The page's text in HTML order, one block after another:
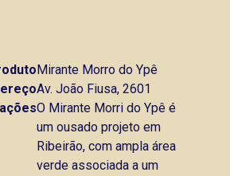
Mirante Morro do Ypê
Av. João Fiusa, 2601
O Mirante Morri do Ypê é
um ousado projeto em
Ribeirão, com ampla área
verde associada a um